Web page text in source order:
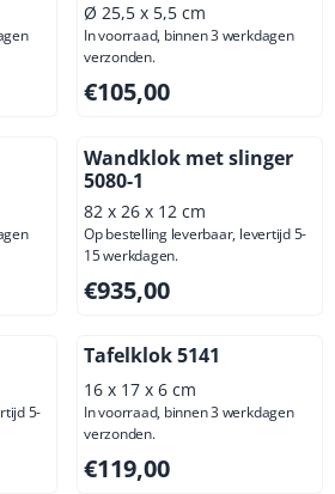
btw: 76,86
Ø 25,5 x 5,5 cm
In voorraad, binnen 3 werkdagen
verzonden.
Prijs: 105,00, exclusief btw:
€105,00
btw: 70,25
Wandklok met slinger
5080-1
82 x 26 x 12 cm
Op bestelling leverbaar, levertijd 5-
15 werkdagen.
Prijs: 935,00, exclusief btw:
€935,00
5-
btw: 98,35
Tafelklok 5141
16 x 17 x 6 cm
In voorraad, binnen 3 werkdagen
verzonden.
Prijs: 119,00, exclusief btw:
€119,00